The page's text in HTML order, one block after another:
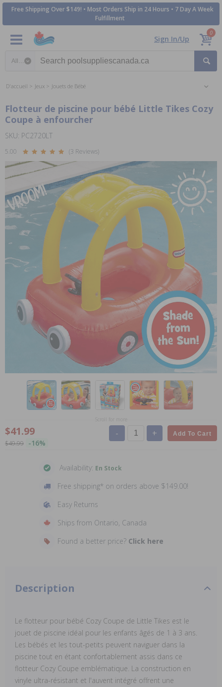
Free Shipping Over $149! • Most Orders Ship in 24 Hours • 7 Day A Week
Fulfillment
Sign In/Up
0
D'accueil Jeux Jouets de Bébé
Flotteur de piscine pour bébé Little Tikes Cozy
Coupe à enfourcher
SKU: PC2720LT
5.00 (3 Reviews)
$41.99
$49.99 -16%
- + Add To Cart
Availability: En Stock
Free shipping* on orders above $149.00!
Easy Returns
Ships from Ontario, Canada
Found a better price? Click here
Description
Le flotteur pour bébé Cozy Coupe de Little Tikes est le
jouet de piscine idéal pour les enfants âgés de 1 à 3 ans.
Les bébés et les tout-petits peuvent naviguer dans la
piscine tout en étant confortablement assis dans ce
flotteur Cozy Coupe emblématique. La construction en
vinyle ultra-résistant et l'auvent intégré offrent une